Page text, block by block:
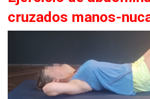
cruzados manos-